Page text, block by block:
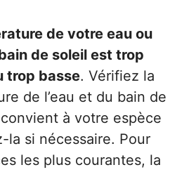
de votre eau ou
de soleil est trop
trop basse. Vérifiez la
de l’eau et du bain de
à votre espèce
la si nécessaire. Pour
les plus courantes, la